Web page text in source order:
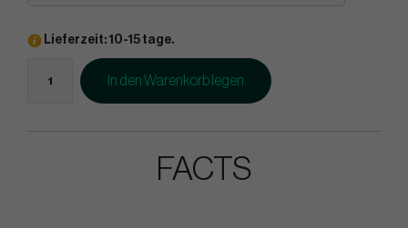
Lieferzeit: 10-15 tage.
In den Warenkorb legen
FACTS